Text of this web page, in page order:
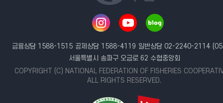
금융상담 1588-1515 공제상담 1588-4119 일반상담 02-2240-2114
서울특별시 송파구 오금로 62 수협중앙회
COPYRIGHT (C) NATIONAL FEDERATION OF FISHERIES
ALL RIGHTS RESERVED.